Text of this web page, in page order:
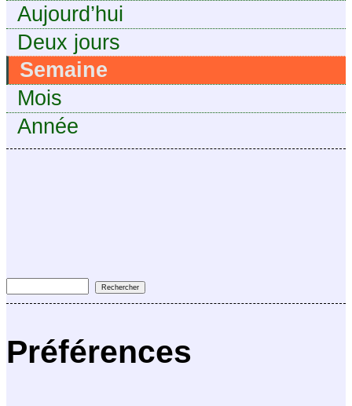
Aujourd’hui
Deux jours
Semaine
Mois
Année
Préférences